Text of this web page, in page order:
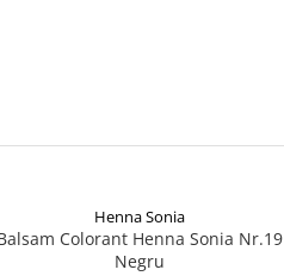
Henna Sonia
Colorant Henna Sonia Nr.19
Negru